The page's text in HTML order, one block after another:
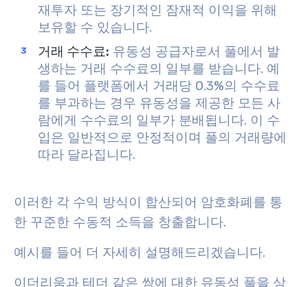
재투자 또는 장기적인 잠재적 이익을 위해
보유할 수 있습니다.
거래 수수료: 유동성 공급자로서 풀에서 발
생하는 거래 수수료의 일부를 받습니다. 예
를 들어 플랫폼에서 거래당 0.3%의 수수료
를 부과하는 경우 유동성을 제공한 모든 사
람에게 수수료의 일부가 분배됩니다. 이 수
입은 일반적으로 안정적이며 풀의 거래량에
따라 달라집니다.
이러한 각 수익 방식이 합산되어 암호화폐를 통
한 꾸준한 수동적 소득을 창출합니다.
예시를 들어 더 자세히 설명해드리겠습니다.
이더리움과 테더 같은 쌍에 대한 유동성 풀을 상